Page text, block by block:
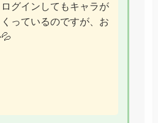
グインしてもキャラが
っているのですが、お